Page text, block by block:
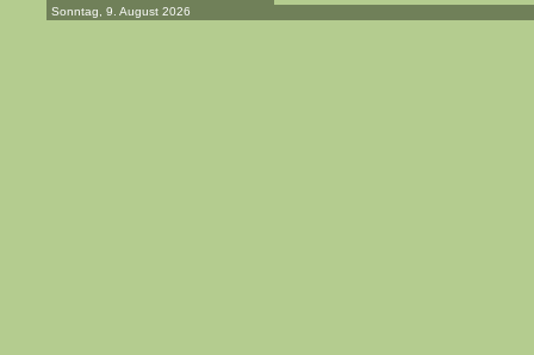
Sonntag, 9. August 2026